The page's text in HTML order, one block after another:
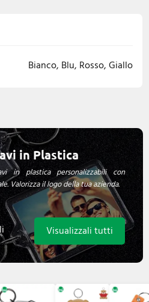
Bianco, Blu, Rosso, Giallo
in Plastica
in plastica personalizzabili con
Valorizza il logo della tua azienda.
Visualizzali tutti